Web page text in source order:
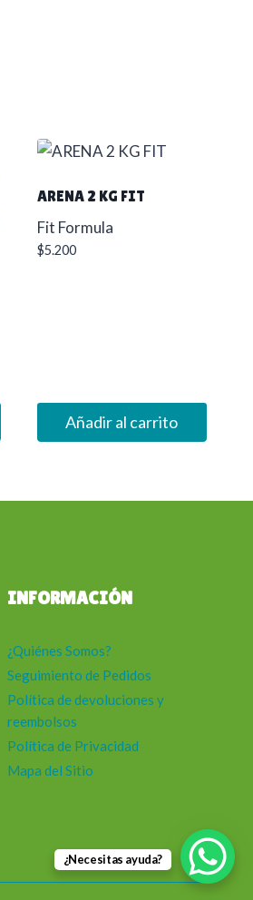
ARENA 2 KG FIT
Fit Formula
$5.200
Añadir al carrito
INFORMACIÓN
¿Quiénes Somos?
Seguimiento de Pedidos
Política de devoluciones y
reembolsos
Política de Privacidad
Mapa del Sitio
¿Necesitas ayuda?